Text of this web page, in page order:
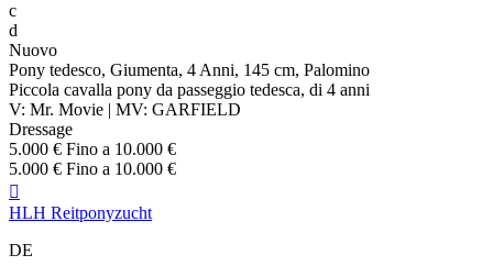
c
d
Nuovo
Pony tedesco, Giumenta, 4 Anni, 145 cm, Palomino
Piccola cavalla pony da passeggio tedesca, di 4 anni
V: Mr. Movie | MV: GARFIELD
Dressage
5.000 € Fino a 10.000 €
5.000 € Fino a 10.000 €

HLH Reitponyzucht
DE